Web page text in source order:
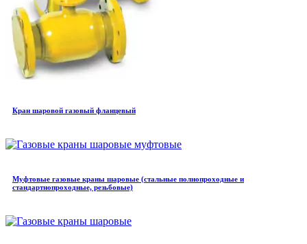
Кран шаровой газовый фланцевый
Муфтовые газовые краны шаровые (стальные полнопроходные и
стандартнопроходные, резьбовые)